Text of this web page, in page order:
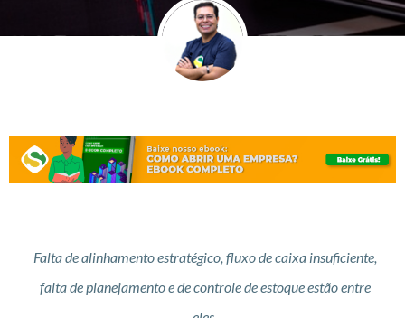
Falta de alinhamento estratégico, fluxo de caixa insuficiente,
falta de planejamento e de controle de estoque estão entre